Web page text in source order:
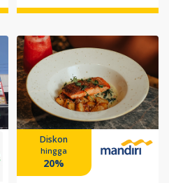
Diskon
hingga
20%